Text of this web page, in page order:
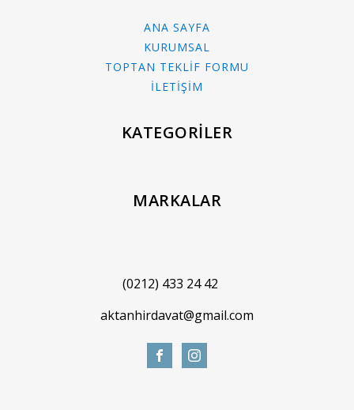
ANA SAYFA
KURUMSAL
TOPTAN TEKLİF FORMU
İLETİŞİM
KATEGORİLER
MARKALAR
(0212) 433 24 42
aktanhirdavat@gmail.com